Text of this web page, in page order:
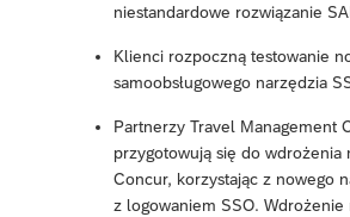
niestandardowe rozwiązanie
Klienci rozpoczną testowanie
samoobsługowego narzędzia
Partnerzy Travel Management
przygotowują się do wdrożenia
Concur, korzystając z nowego
z logowaniem SSO.